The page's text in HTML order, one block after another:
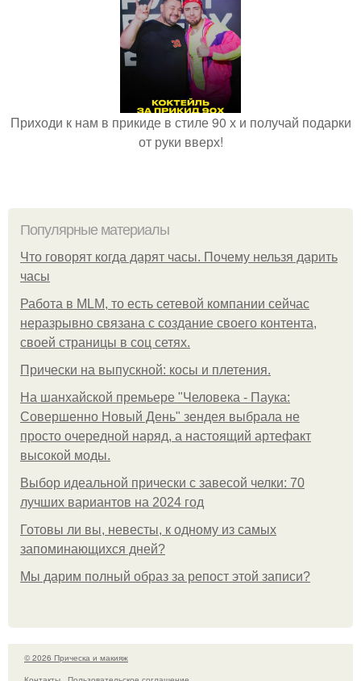
Приходи к нам в прикиде в стиле 90 х и получай подарки
от руки вверх!
Популярные материалы
Что говорят когда дарят часы. Почему нельзя дарить
часы
Работа в MLM, то есть сетевой компании сейчас
неразрывно связана с создание своего контента,
своей страницы в соц сетях.
Прически на выпускной: косы и плетения.
На шанхайской премьере "Человека - Паука:
Совершенно Новый День" зендея выбрала не
просто очередной наряд, а настоящий артефакт
высокой моды.
Выбор идеальной прически с завесой челки: 70
лучших вариантов на 2024 год
Готовы ли вы, невесты, к одному из самых
запоминающихся дней?
Мы дарим полный образ за репост этой записи?
© 2026 Прическа и макияж